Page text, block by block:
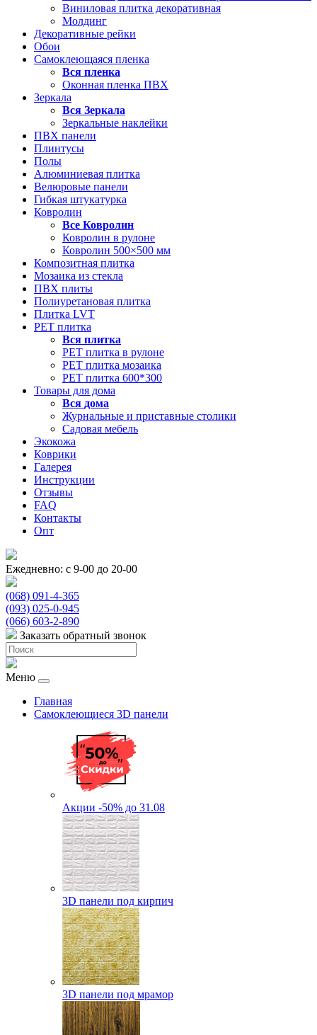
Виниловая плитка декоративная
Молдинг
Декоративные рейки
Обои
Самоклеющаяся пленка
Вся пленка
Оконная пленка ПВХ
Зеркала
Вся Зеркала
Зеркальные наклейки
ПВХ панели
Плинтусы
Полы
Алюминиевая плитка
Велюровые панели
Гибкая штукатурка
Ковролин
Все Ковролин
Ковролин в рулоне
Ковролин 500×500 мм
Композитная плитка
Мозаика из стекла
ПВХ плиты
Полиуретановая плитка
Плитка LVT
РЕТ плитка
Вся плитка
РЕТ плитка в рулоне
РЕТ плитка мозаика
РЕТ плитка 600*300
Товары для дома
Вся дома
Журнальные и приставные столики
Садовая мебель
Экокожа
Коврики
Галерея
Инструкции
Отзывы
FAQ
Контакты
Опт
Ежедневно: с 9-00 до 20-00
(068) 091-4-365
(093) 025-0-945
(066) 603-2-890
Заказать обратный звонок
Меню
Главная
Самоклеющиеся 3D панели
Акции -50% до 31.08
3D панели под кирпич
3D панели под мрамор